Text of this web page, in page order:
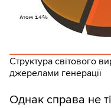
Структура світового
джерелами генерації
Однак справа не